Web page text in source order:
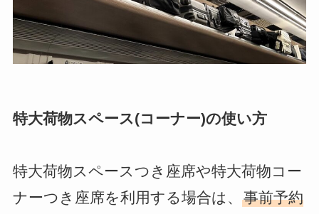
特大荷物スペース(コーナー)の使い方
特大荷物スペースつき座席や特大荷物コー
ナーつき座席を利用する場合は、 事前予約